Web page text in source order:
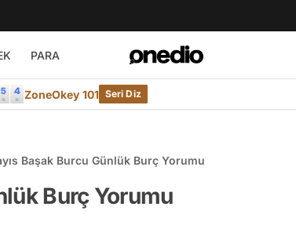
PARA
ZoneOkey 101 Seri Diz
Başak Burcu Günlük Burç Yorumu
Burç Yorumu